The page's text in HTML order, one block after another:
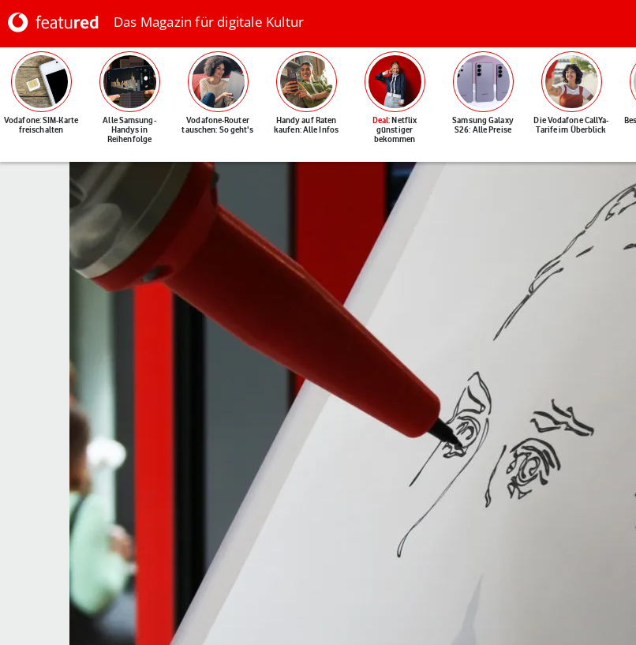
Das Magazin für digitale Kultur
Vodafone: SIM-Karte
freischalten
Alle Samsung-
Handys in
Reihenfolge
Vodafone-Router
tauschen: So geht's
Handy auf Raten
kaufen: Alle Infos
Deal: Netflix
günstiger
bekommen
Samsung Galaxy
S26: Alle Preise
Die Vodafone CallYa-
Tarife im Überblick